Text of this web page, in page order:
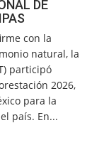
DE
con la
natural, la
participó
2026,
para la
país. En...